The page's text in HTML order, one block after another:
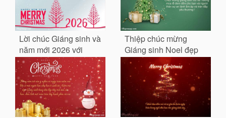
Lời chúc Giáng sinh và
năm mới 2026 với
thiệp đẹp
Thiệp chúc mừng
Giáng sinh Noel đẹp
tạo online